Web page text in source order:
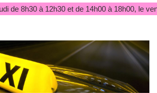
de 8h30 à 12h30 et de 14h00 à 18h00, le